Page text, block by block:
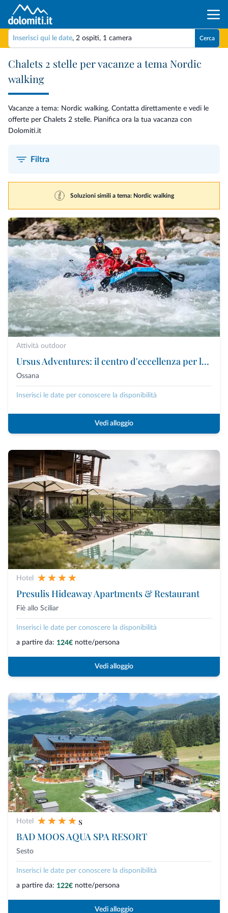
Inserisci qui le date, 2 ospiti, 1 camera Cerca
Chalets 2 stelle per vacanze a tema Nordic
walking
Vacanze a tema: Nordic walking. Contatta direttamente e vedi le
offerte per Chalets 2 stelle. Pianifica ora la tua vacanza con
Dolomiti.it
Filtra
Soluzioni simili a tema: Nordic walking
Attività outdoor
Ursus Adventures: il centro d'eccellenza per le attività outdoor premium in Trentino
Ossana
Inserisci le date per conoscere la disponibilità
Vedi alloggio
Hotel
Presulis Hideaway Apartments & Restaurant
Fiè allo Sciliar
Inserisci le date per conoscere la disponibilità
a partire da: 124€ notte/persona
Vedi alloggio
Hotel
s
BAD MOOS AQUA SPA RESORT
Sesto
Inserisci le date per conoscere la disponibilità
a partire da: 122€ notte/persona
Vedi alloggio